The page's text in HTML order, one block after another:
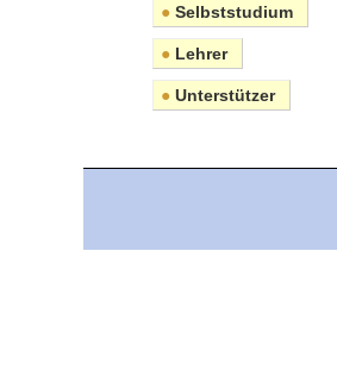
● Selbststudium
● Lehrer
● Unterstützer